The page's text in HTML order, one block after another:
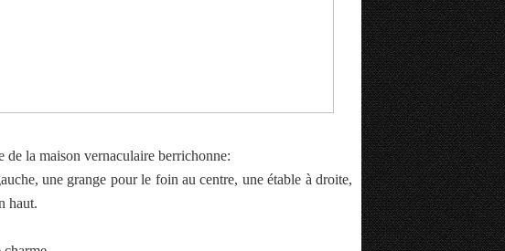
la maison vernaculaire berrichonne:
une grange pour le foin au centre, une étable à droite,
haut.